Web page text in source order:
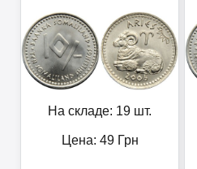
На складе: 19 шт.
Цена: 49Грн